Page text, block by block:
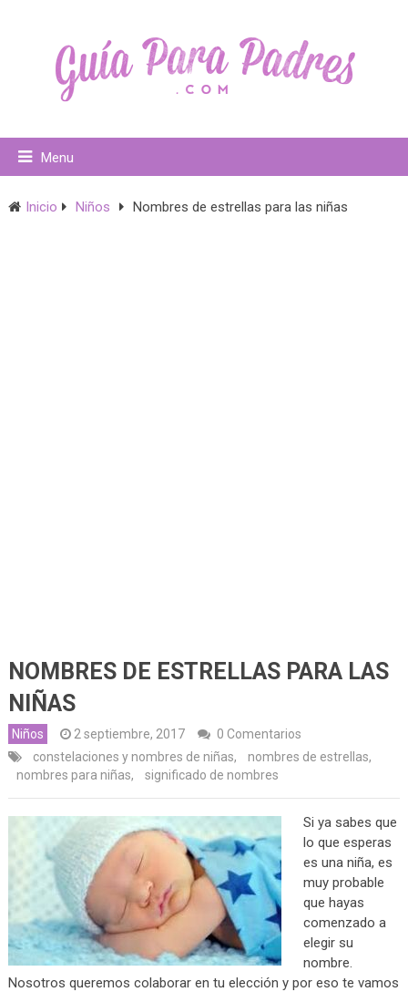
Menu
Inicio Niños Nombres de estrellas para las niñas
NOMBRES DE ESTRELLAS PARA LAS
NIÑAS
Niños 2 septiembre, 2017
0 Comentarios
constelaciones y nombres de niñas, nombres de estrellas,
nombres para niñas, significado de nombres
Si ya sabes que
lo que esperas
es una niña, es
muy probable
que hayas
comenzado a
elegir su
nombre.
Nosotros queremos colaborar en tu elección y por eso te vamos